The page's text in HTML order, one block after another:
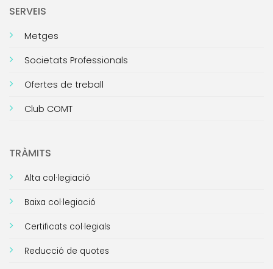
SERVEIS
Metges
Societats Professionals
Ofertes de treball
Club COMT
TRÀMITS
Alta col·legiació
Baixa col·legiació
Certificats col·legials
Reducció de quotes